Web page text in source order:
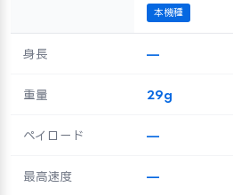
本機種
身長 —
重量 29g
ペイロード —
最高速度 —